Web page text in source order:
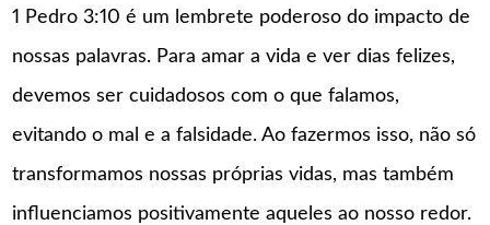
1 Pedro 3:10 é um lembrete poderoso do impacto de
nossas palavras. Para amar a vida e ver dias felizes,
devemos ser cuidadosos com o que falamos,
evitando o mal e a falsidade. Ao fazermos isso, não só
transformamos nossas próprias vidas, mas também
influenciamos positivamente aqueles ao nosso redor.